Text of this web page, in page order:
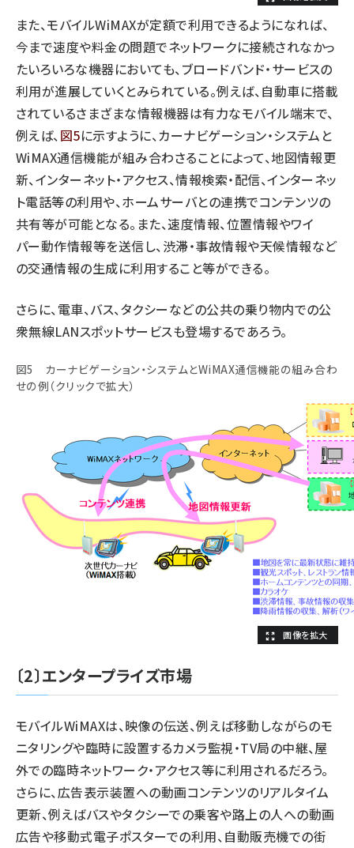
また、モバイルWiMAXが定額で利用できるようになれば、
今まで速度や料金の問題でネットワークに接続されなかっ
たいろいろな機器においても、ブロードバンド・サービスの
利用が進展していくとみられている。例えば、自動車に搭載
されているさまざまな情報機器は有力なモバイル端末で、
例えば、図5に示すように、カーナビゲーション・システムと
WiMAX通信機能が組み合わさることによって、地図情報更
新、インターネット・アクセス、情報検索・配信、インターネッ
ト電話等の利用や、ホームサーバとの連携でコンテンツの
共有等が可能となる。また、速度情報、位置情報やワイ
パー動作情報等を送信し、渋滞・事故情報や天候情報など
の交通情報の生成に利用すること等ができる。
さらに、電車、バス、タクシーなどの公共の乗り物内での公
衆無線LANスポットサービスも登場するであろう。
図5 カーナビゲーション・システムとWiMAX通信機能の組み合わ
せの例（クリックで拡大）
〔2〕エンタープライズ市場
モバイルWiMAXは、映像の伝送、例えば移動しながらのモ
ニタリングや臨時に設置するカメラ監視・TV局の中継、屋
外での臨時ネットワーク・アクセス等に利用されるだろう。
さらに、広告表示装置への動画コンテンツのリアルタイム
更新、例えばバスやタクシーでの乗客や路上の人への動画
広告や移動式電子ポスターでの利用、自動販売機での街